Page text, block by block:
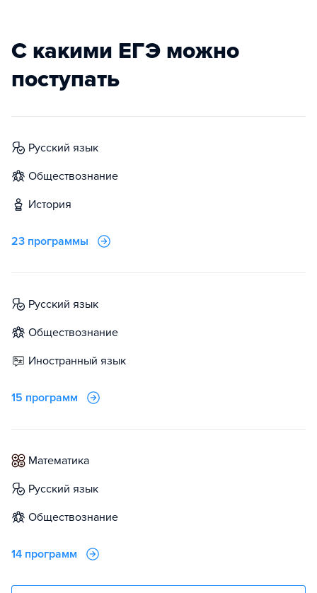
С какими ЕГЭ можно
поступать
русский язык
обществознание
история
23 программы
русский язык
обществознание
иностранный язык
15 программ
математика
русский язык
обществознание
14 программ